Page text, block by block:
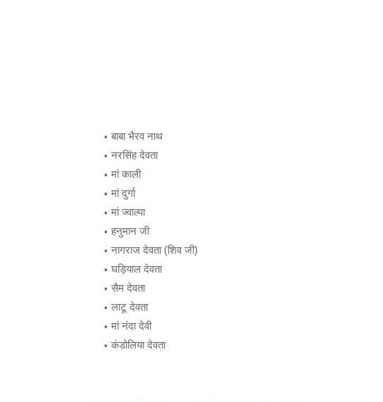
बाबा भैरव नाथ
नरसिंह देवता
मां काली
मां दुर्गा
मां ज्वाल्पा
हनुमान जी
नागराज देवता (शिव जी)
घड़ियाल देवता
सैम देवता
लाटू देवता
मां नंदा देवी
कंडोलिया देवता